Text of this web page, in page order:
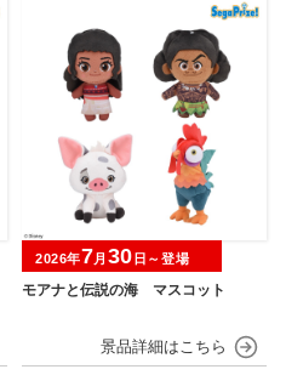
モアナと伝説の海 マスコット
2026年7月 30 日～登場